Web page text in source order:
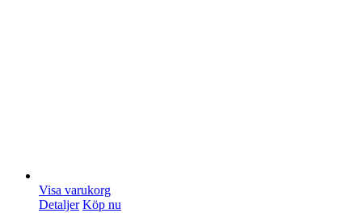
Visa varukorg
Detaljer Köp nu